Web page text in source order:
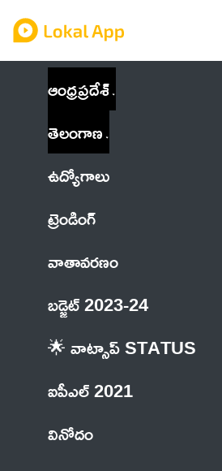
ఆంధ్రప్రదేశ్
తెలంగాణ
ఉద్యోగాలు
ట్రెండింగ్
వాతావరణం
బడ్జెట్ 2023-24
🌟 వాట్సాప్ STATUS
ఐపీఎల్ 2021
వినోదం